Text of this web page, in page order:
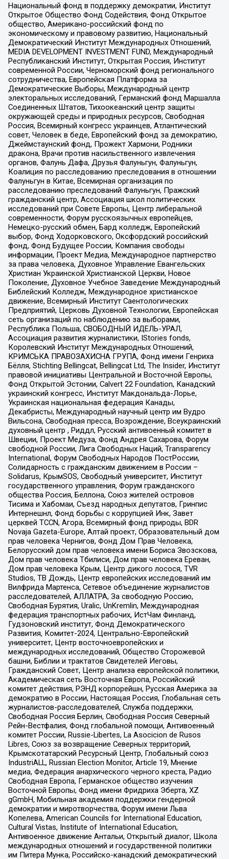
Национальный фонд в поддержку демократии, Институт
Открытое Общество Фонд Содействия, Фонд Открытое
общество, Американо-российский фонд по
экономическому и правовому развитию, Национальный
Демократический Институт Международных Отношений,
MEDIA DEVELOPMENT INVESTMENT FUND, Международный
Республиканский Институт, Открытая Россия, Институт
современной России, Черноморский фонд регионального
сотрудничества, Европейская Платформа за
Демократические Выборы, Международный центр
электоральных исследований, Германский фонд Маршалла
Соединенных Штатов, Тихоокеанский центр защиты
окружающей среды и природных ресурсов, Свободная
Россия, Всемирный конгресс украинцев, Атлантический
совет, Человек в беде, Европейский фонд за демократию,
Джеймстаунский фонд, Прожект Хармони, Родники
дракона, Врачи против насильственного извлечения
органов, Фалунь Дафа, Друзья Фалуньгун, Фалуньгун,
Коалиция по расследованию преследования в отношении
Фалуньгун в Китае, Всемирная организация по
расследованию преследований Фалуньгун, Пражский
гражданский центр, Ассоциация школ политических
исследований при Совете Европы, Центр либеральной
современности, Форум русскоязычных европейцев,
Немецко-русский обмен, Бард колледж, Европейский
выбор, Фонд Ходорковского, Оксфордский российский
фонд, Фонд Будущее России, Компания свободы
информации, Проект Медиа, Международное партнерство
за права человека, Духовное Управление Евангельских
Христиан Украинской Христианской Церкви, Новое
Поколение, Духовное Учебное Заведение Международный
Библейский Колледж, Международное христианское
движение, Всемирный Институт Саентологических
Предприятий, Церковь Духовной Технологии, Европейская
сеть организаций по наблюдению за выборами,
Республика Польша, СВОБОДНЫЙ ИДЕЛЬ-УРАЛ,
Ассоциация развития журналистики, IStories fonds,
Королевский Институт Международных Отношений,
КРИМСЬКА ПРАВОЗАХИСНА ГРУПА, Фонд имени Генриха
Бёлля, Stichting Bellingcat, Bellingcat Ltd, The Insider, Институт
правовой инициативы Центральной и Восточной Европы,
Фонд Открытой Эстонии, Calvert 22 Foundation, Канадский
украинский конгресс, Институт Макдональда-Лорье,
Украинская национальная федерация Канады,
Декабристы, Международный научный центр им Вудро
Вильсона, Свободная пресса, Возрождение, Всеукраинский
духовный центр , Риддл, Русский антивоенный комитет в
Швеции, Проект Медуза, Фонд Андрея Сахарова, Форум
свободной России, Лига Свободных Наций, Transparеncy
International, Форум Свободных Народов ПостРоссии,
Солидарность с гражданским движением в России –
Solidarus, КрымSOS, Свободный университет, Институт
государственного управления, Форум гражданского
общества Россия, Беллона, Союз жителей островов
Тисима и Хабомаи, Съезд народных депутатов, Гринпис
Интернешнл, Фонд борьбы с коррупцией Инк, Завет
церквей TCCN, Агора, Всемирный фонд природы, BDR
Novaja Gazeta-Europe, Алтай проект, Образовательный дом
прав человека Чернигов, Фонд Дом Прав Человека,
Белорусский дом прав человека имени Бориса Звозскова,
Дом прав человека Тбилиси, Дом прав человека Ереван,
Дом прав человека Крым, Центр дикого лосося, TVR
Studios, ТВ Дождь, Центр европейских исследований им
Вилфрида Мартенса, Сетевое объединение журналистов
расследователей, АЛЛАТРА, За свободную Россию,
Свободная Бурятия, Uralic, UnKremlin, Международная
федерация транспортных рабочих, ИстЧам Финланд,
Гудзоновский институт, Фонд Демократического
Развития, Комитет-2024, Центрально-Европейский
университет, Центр восточноевропейских и
международных исследований, Общество Сторожевой
башни, Библии и трактатов Свидетелей Иеговы,
Гражданский Совет, Центр анализа европейской политики,
Академическая сеть Восточная Европа, Российский
комитет действия, РЭНД корпорейшн, Русская Америка за
демократию в России, Настоящая Россия, Глобальная сеть
журналистов-расследователей, Служба поддержки,
Свободная Россия Берлин, Свободная Россия Северный
Рейн-Вестфалия, Фонд глобальной помощи, Антивоенный
комитет России, Russie-Libertes, La Asocicion de Rusos
Libres, Союз за возвращение Северных территорий,
Крымскотатарский Ресурсный Центр, Глобальный союз
IndustriALL, Russian Election Monitor, Article 19, Мнение
медиа, Федерация анархического черного креста, Радио
Свободная Европа, Германское общество изучения
Восточной Европы, Фонд имени Фридриха Эберта, XZ
gGmbH, Мобильная академия поддержки гендерной
демократии и миротворчества, Форум имени Льва
Копелева, American Councils for International Education,
Cultural Vistas, Institute of International Education,
Антивоенное движение Антальи, Открытый диалог, Школа
международных отношений и государственной политики
им Питера Мунка, Российско-канадский демократический